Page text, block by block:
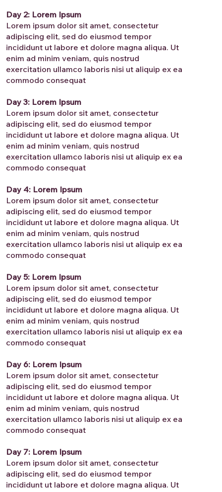
Day 2: Lorem Ipsum
Lorem ipsum dolor sit amet, consectetur
adipiscing elit, sed do eiusmod tempor
incididunt ut labore et dolore magna aliqua. Ut
enim ad minim veniam, quis nostrud
exercitation ullamco laboris nisi ut aliquip ex ea
commodo consequat
Day 3: Lorem Ipsum
Lorem ipsum dolor sit amet, consectetur
adipiscing elit, sed do eiusmod tempor
incididunt ut labore et dolore magna aliqua. Ut
enim ad minim veniam, quis nostrud
exercitation ullamco laboris nisi ut aliquip ex ea
commodo consequat
Day 4: Lorem Ipsum
Lorem ipsum dolor sit amet, consectetur
adipiscing elit, sed do eiusmod tempor
incididunt ut labore et dolore magna aliqua. Ut
enim ad minim veniam, quis nostrud
exercitation ullamco laboris nisi ut aliquip ex ea
commodo consequat
Day 5: Lorem Ipsum
Lorem ipsum dolor sit amet, consectetur
adipiscing elit, sed do eiusmod tempor
incididunt ut labore et dolore magna aliqua. Ut
enim ad minim veniam, quis nostrud
exercitation ullamco laboris nisi ut aliquip ex ea
commodo consequat
Day 6: Lorem Ipsum
Lorem ipsum dolor sit amet, consectetur
adipiscing elit, sed do eiusmod tempor
incididunt ut labore et dolore magna aliqua. Ut
enim ad minim veniam, quis nostrud
exercitation ullamco laboris nisi ut aliquip ex ea
commodo consequat
Day 7: Lorem Ipsum
Lorem ipsum dolor sit amet, consectetur
adipiscing elit, sed do eiusmod tempor
incididunt ut labore et dolore magna aliqua. Ut